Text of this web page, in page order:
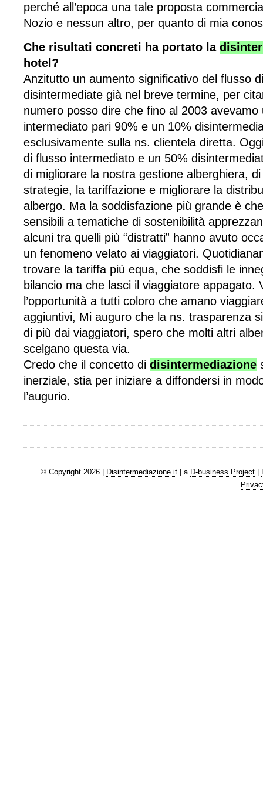
perché all’epoca una tale proposta
Nozio e nessun altro, per quanto di mia
Che risultati concreti ha portato la
hotel?
Anzitutto un aumento significativo del flusso
disintermediate già nel breve termine, per
numero posso dire che fino al 2003 avevamo
intermediato pari 90% e un 10%
esclusivamente sulla ns. clientela diretta.
di flusso intermediato e un 50%
di migliorare la nostra gestione alberghiera,
strategie, la tariffazione e migliorare la
albergo. Ma la soddisfazione più grande è
sensibili a tematiche di sostenibilità
alcuni tra quelli più “distratti” hanno avuto
un fenomeno velato ai viaggiatori.
trovare la tariffa più equa, che soddisfi le
bilancio ma che lasci il viaggiatore appagato.
l’opportunità a tutti coloro che amano
aggiuntivi, Mi auguro che la ns. trasparenza
di più dai viaggiatori, spero che molti altri
scelgano questa via.
Credo che il concetto di disintermediazione
inerziale, stia per iniziare a diffondersi in
l’augurio.
© Copyright 2026 | Disintermediazione.it| a D-business Project|